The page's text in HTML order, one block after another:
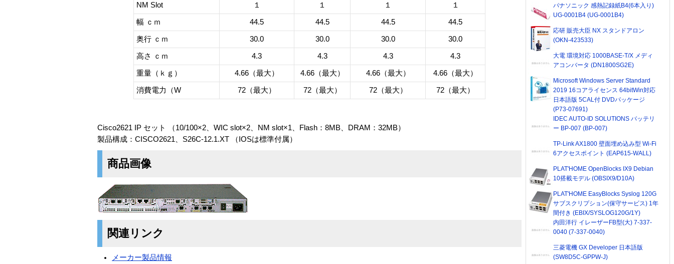
NM Slot １ １ １ １
幅 ｃｍ 44.5 44.5 44.5 44.5
奥行 ｃｍ 30.0 30.0 30.0 30.0
高さ ｃｍ 4.3 4.3 4.3 4.3
重量（ｋｇ） 4.66（最大） 4.66（最大） 4.66（最大） 4.66（最大）
消費電力（W 72（最大） 72（最大） 72（最大） 72（最大）
Cisco2621 IP セット （10/100×2、WIC slot×2、NM slot×1、Flash：8MB、DRAM：32MB）
製品構成：CISCO2621、S26C-12.1.XT （IOSは標準付属）
商品画像
関連リンク
メーカー製品情報
パナソニック 感熱記録紙B4(6本入り)
UG-0001B4 (UG-0001B4)
応研 販売大臣 NX スタンドアロン
(OKN-423533)
大電 環境対応 1000BASE-T/X メディ
アコンバータ (DN1800SG2E)
Microsoft Windows Server Standard
2019 16コアライセンス 64bitWin対応
日本語版 5CAL付 DVDパッケージ
(P73-07691)
IDEC AUTO-ID SOLUTIONS バッテリ
ー BP-007 (BP-007)
TP-Link AX1800 壁面埋め込み型 Wi-Fi
6アクセスポイント (EAP615-WALL)
PLAT'HOME OpenBlocks IX9 Debian
10搭載モデル (OBSIX9/D10A)
PLAT'HOME EasyBlocks Syslog 120G
サブスクリプション(保守サービス) 1年
間付き (EBIX/SYSLOG120G/1Y)
内田洋行 イレーザーFB型(大) 7-337-
0040 (7-337-0040)
三菱電機 GX Developer 日本語版
(SW8D5C-GPPW-J)